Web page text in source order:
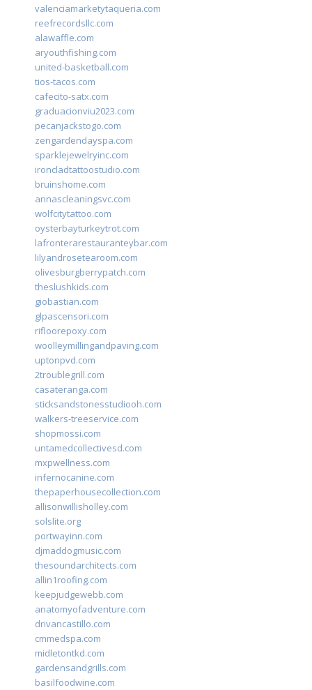
valenciamarketytaqueria.com
reefrecordsllc.com
alawaffle.com
aryouthfishing.com
united-basketball.com
tios-tacos.com
cafecito-satx.com
graduacionviu2023.com
pecanjackstogo.com
zengardendayspa.com
sparklejewelryinc.com
ironcladtattoostudio.com
bruinshome.com
annascleaningsvc.com
wolfcitytattoo.com
oysterbayturkeytrot.com
lafronterarestauranteybar.com
lilyandrosetearoom.com
olivesburgberrypatch.com
theslushkids.com
giobastian.com
glpascensori.com
rifloorepoxy.com
woolleymillingandpaving.com
uptonpvd.com
2troublegrill.com
casateranga.com
sticksandstonesstudiooh.com
walkers-treeservice.com
shopmossi.com
untamedcollectivesd.com
mxpwellness.com
infernocanine.com
thepaperhousecollection.com
allisonwillisholley.com
solslite.org
portwayinn.com
djmaddogmusic.com
thesoundarchitects.com
allin1roofing.com
keepjudgewebb.com
anatomyofadventure.com
drivancastillo.com
cmmedspa.com
midletontkd.com
gardensandgrills.com
basilfoodwine.com